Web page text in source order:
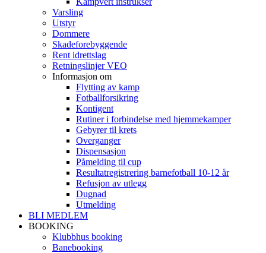
Varsling
Utstyr
Dommere
Skadeforebyggende
Rent idrettslag
Retningslinjer VEO
Informasjon om
Flytting av kamp
Fotballforsikring
Kontigent
Rutiner i forbindelse med hjemmekamper
Gebyrer til krets
Overganger
Dispensasjon
Påmelding til cup
Resultatregistrering barnefotball 10-12 år
Refusjon av utlegg
Dugnad
Utmelding
BLI MEDLEM
BOOKING
Klubbhus booking
Banebooking